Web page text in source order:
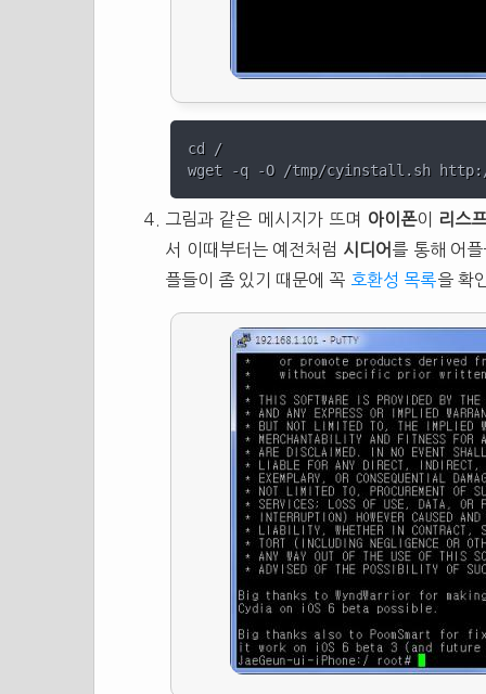
cd /
그림과 같은 메시지가 뜨며 아이폰이
리스
서 이때부터는 예전처럼 시디어 를 통해 어
플들이 좀 있기 때문에 꼭 호환성 목록을 확